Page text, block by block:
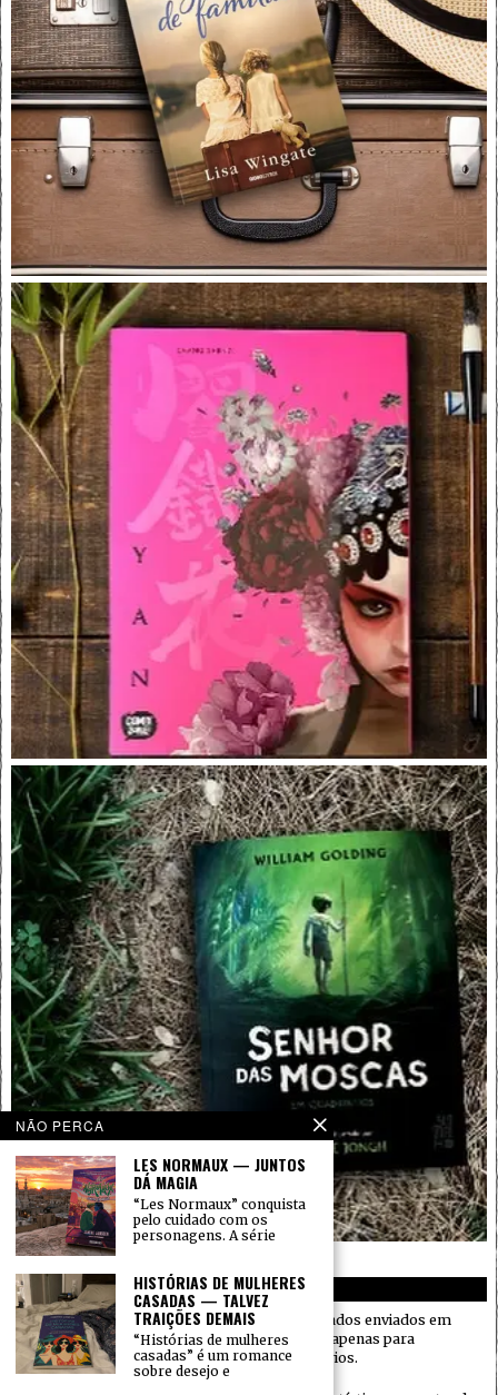
PRIVACIDADE
O Gramatura Alta respeita a sua privacidade. Dados enviados em
formulários (como nome e e-mail) são usados apenas para
responder mensagens e administrar comentários.
NÃO PERCA
LES NORMAUX — JUNTOS
DÁ MAGIA
“Les Normaux” conquista
pelo cuidado com os
personagens. A série
HISTÓRIAS DE MULHERES
CASADAS — TALVEZ
TRAIÇÕES DEMAIS
“Histórias de mulheres
casadas” é um romance
sobre desejo e